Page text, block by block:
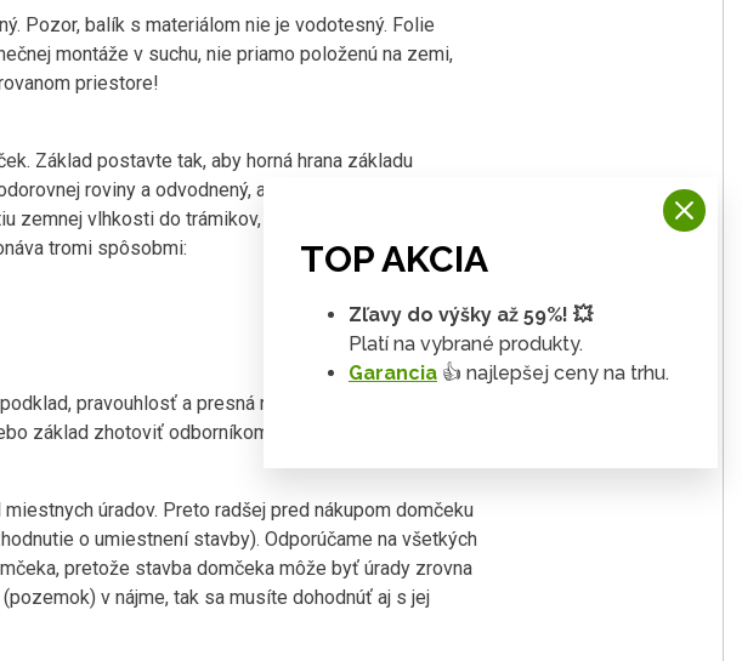
Pozor, balík s materiálom nie je vodotesný. Folie
montáže v suchu, nie priamo položenú na zemi,
priestore!
Základ postavte tak, aby horná hrana základu
roviny a odvodnený, aby základové trámiky
zemnej vlhkosti do trámikov, podložte trámiky pásiky
tromi spôsobmi:
pravouhlosť a presná rovina. S kvalitným
základ zhotoviť odborníkom-stavbár.
úradov. Preto radšej pred nákupom domčeku
o umiestnení stavby). Odporúčame na všetkých
pretože stavba domčeka môže byť úrady zrovna
v nájme, tak sa musíte dohodnúť aj s jej
TOP AKCIA
Zľavy do výšky až 59%! 💥
Platí na vybrané produkty.
Garancia 👍 najlepšej ceny na trhu.